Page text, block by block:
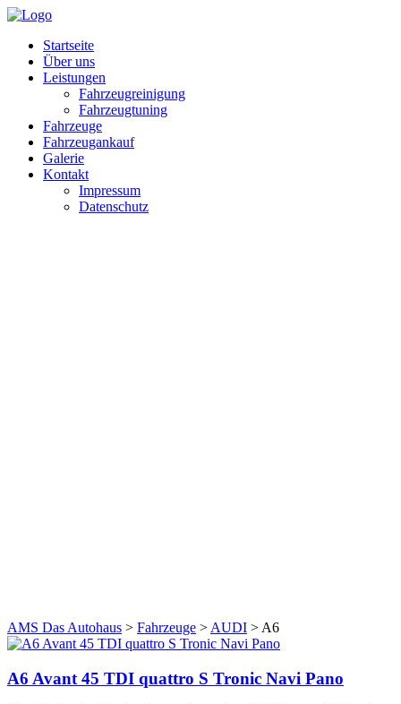
Startseite
Über uns
Leistungen
Fahrzeugreinigung
Fahrzeugtuning
Fahrzeuge
Fahrzeugankauf
Galerie
Kontakt
Impressum
Datenschutz
AMS Das Autohaus > Fahrzeuge > AUDI > A6
A6 Avant 45 TDI quattro S Tronic Navi Pano